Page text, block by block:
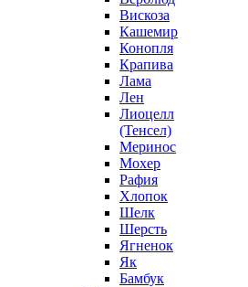
Вискоза
Кашемир
Конопля
Крапива
Лама
Лен
Лиоцелл
(Тенсел)
Меринос
Мохер
Рафия
Хлопок
Шелк
Шерсть
Ягненок
Як
Бамбук